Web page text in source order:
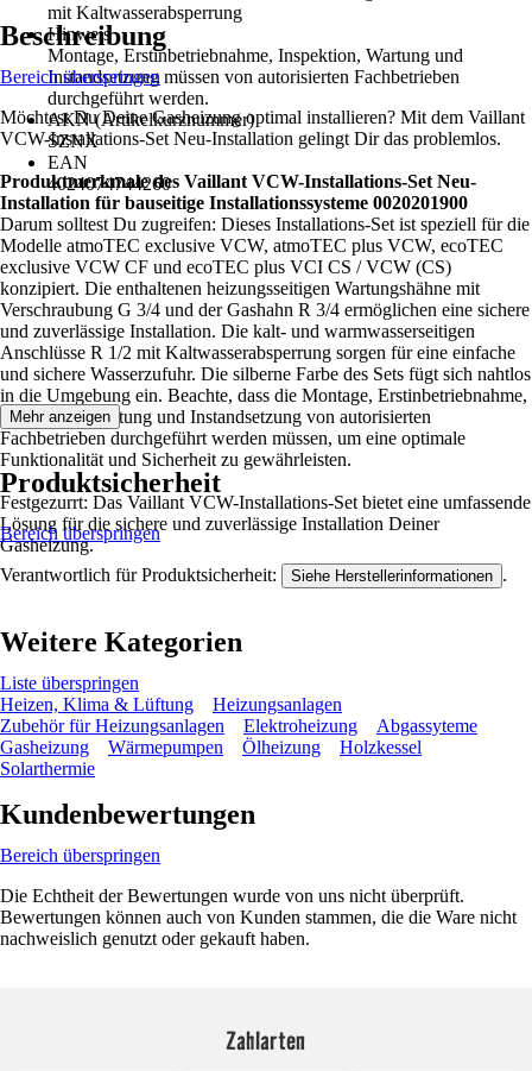
mit Kaltwasserabsperrung
Hinweis
Montage, Erstinbetriebnahme, Inspektion, Wartung und
Instandsetzung müssen von autorisierten Fachbetrieben
durchgeführt werden.
AKN (Artikelkurznummer)
SZNX
EAN
4024074744260
Beschreibung
Bereich überspringen
Möchtest Du Deine Gasheizung optimal installieren? Mit dem Vaillant
VCW-Installations-Set Neu-Installation gelingt Dir das problemlos.
Produktmerkmale des Vaillant VCW-Installations-Set Neu-
Installation für bauseitige Installationssysteme 0020201900
Darum solltest Du zugreifen: Dieses Installations-Set ist speziell für die
Modelle atmoTEC exclusive VCW, atmoTEC plus VCW, ecoTEC
exclusive VCW CF und ecoTEC plus VCI CS / VCW (CS)
konzipiert. Die enthaltenen heizungsseitigen Wartungshähne mit
Verschraubung G 3/4 und der Gashahn R 3/4 ermöglichen eine sichere
und zuverlässige Installation. Die kalt- und warmwasserseitigen
Anschlüsse R 1/2 mit Kaltwasserabsperrung sorgen für eine einfache
und sichere Wasserzufuhr. Die silberne Farbe des Sets fügt sich nahtlos
in die Umgebung ein. Beachte, dass die Montage, Erstinbetriebnahme,
Inspektion, Wartung und Instandsetzung von autorisierten
Fachbetrieben durchgeführt werden müssen, um eine optimale
Funktionalität und Sicherheit zu gewährleisten.
Festgezurrt: Das Vaillant VCW-Installations-Set bietet eine umfassende
Lösung für die sichere und zuverlässige Installation Deiner
Gasheizung.
Mehr anzeigen
Produktsicherheit
Bereich überspringen
Verantwortlich für Produktsicherheit: Siehe Herstellerinformationen .
Weitere Kategorien
Liste überspringen
Heizen, Klima & Lüftung
Heizungsanlagen
Zubehör für Heizungsanlagen
Elektroheizung
Abgassyteme
Gasheizung
Wärmepumpen Ölheizung
Holzkessel
Solarthermie
Kundenbewertungen
Bereich überspringen
Die Echtheit der Bewertungen wurde von uns nicht überprüft.
Bewertungen können auch von Kunden stammen, die die Ware nicht
nachweislich genutzt oder gekauft haben.
Zahlarten